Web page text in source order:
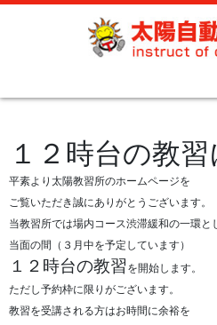
１２時台の教
平素より太陽教習所のホームページを
ご覧いただき誠にありがとうございます。
当教習所では場内コース渋滞緩和の一環と
当面の間（３月中を予定しています）
１２時台の教習 を開始します。
ただし予約枠に限りがございます。
教習を受講される方はお時間に余裕を